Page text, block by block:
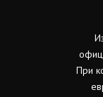
При